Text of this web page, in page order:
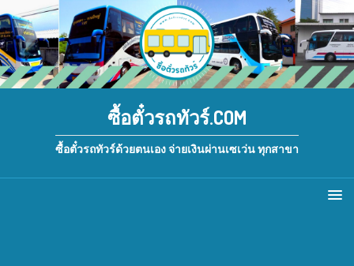
ซื้อตั๋วรถทัวร์.COM
ซื้อตั๋วรถทัวร์ด้วยตนเอง จ่ายเงินผ่านเซเว่น ทุกสาขา